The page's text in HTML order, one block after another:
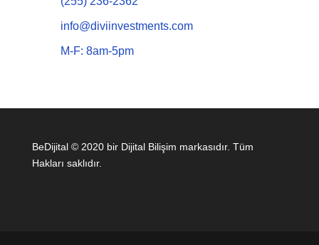
info@diviinvestments.com
M-F: 8am-5pm
BeDijital © 2020 bir Dijital Bilişim markasıdır. Tüm
Hakları saklıdır.